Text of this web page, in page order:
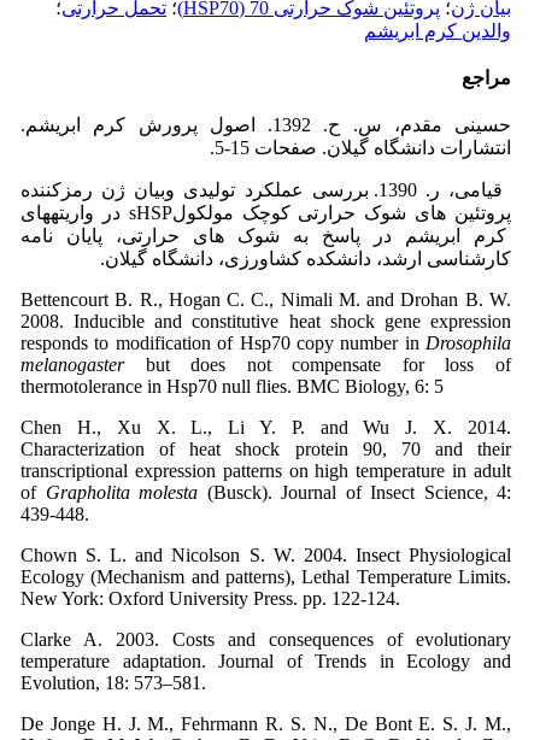
بیان ژن؛ پروتئین شوک حرارتی 70 (HSP70) ؛ تحمل حرارتی؛
والدین کرم ابریشم
مراجع
حسینی مقدم، س. ح. 1392. اصول پرورش کرم ابریشم.
انتشارات دانشگاه گیلان. صفحات 15-5.
قیامی، ر. 1390. بررسی عملکرد تولیدی وبیان ژن رمزکننده
پروتئین های شوک حرارتی کوچک مولکولsHSP در واریته­های
کرم ابریشم در پاسخ به شوک های حرارتی، پایان نامه
کارشناسی ارشد، دانشکده کشاورزی، دانشگاه گیلان.
Bettencourt B. R., Hogan C. C., Nimali M. and Drohan B. W.
2008. Inducible and constitutive heat shock gene expression
responds to modification of Hsp70 copy number in Drosophila
melanogaster but does not compensate for loss of
thermotolerance in Hsp70 null flies. BMC Biology, 6: 5
Chen H., Xu X. L., Li Y. P. and Wu J. X. 2014.
Characterization of heat shock protein 90, 70 and their
transcriptional expression patterns on high temperature in adult
of Grapholita molesta (Busck). Journal of Insect Science, 4:
439-448.
Chown S. L. and Nicolson S. W. 2004. Insect Physiological
Ecology (Mechanism and patterns), Lethal Temperature Limits.
New York: Oxford University Press. pp. 122-124.
Clarke A. 2003. Costs and consequences of evolutionary
temperature adaptation. Journal of Trends in Ecology and
Evolution, 18: 573–581.
De Jonge H. J. M., Fehrmann R. S. N., De Bont E. S. J. M.,